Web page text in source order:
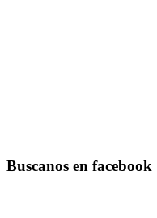
Buscanos en facebook